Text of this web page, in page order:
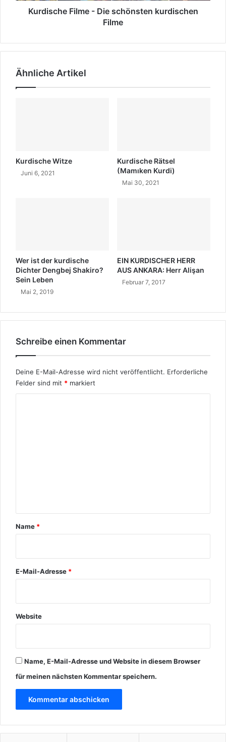
Kurdische Filme - Die schönsten kurdischen
Filme
Ähnliche Artikel
Kurdische Witze
Juni 6, 2021
Kurdische Rätsel
(Mamıken Kurdi)
Mai 30, 2021
Wer ist der kurdische
Dichter Dengbej Shakiro?
Sein Leben
Mai 2, 2019
EIN KURDISCHER HERR
AUS ANKARA: Herr Alişan
Februar 7, 2017
Schreibe einen Kommentar
Deine E-Mail-Adresse wird nicht veröffentlicht. Erforderliche
Felder sind mit * markiert
rName *
E-Mail-Adresse *
Website
Name, E-Mail-Adresse und Website in diesem Browser
für meinen nächsten Kommentar speichern.